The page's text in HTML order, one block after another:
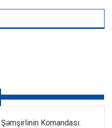
Komandası: